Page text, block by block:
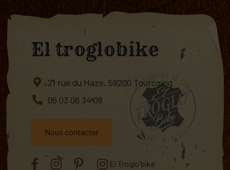
El troglobike
21 rue du Haze, 59200 Tourcoing
06 03 06 34 08
Nous contacter
El Troglo'bike